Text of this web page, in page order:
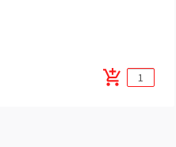
add_shopping_cart